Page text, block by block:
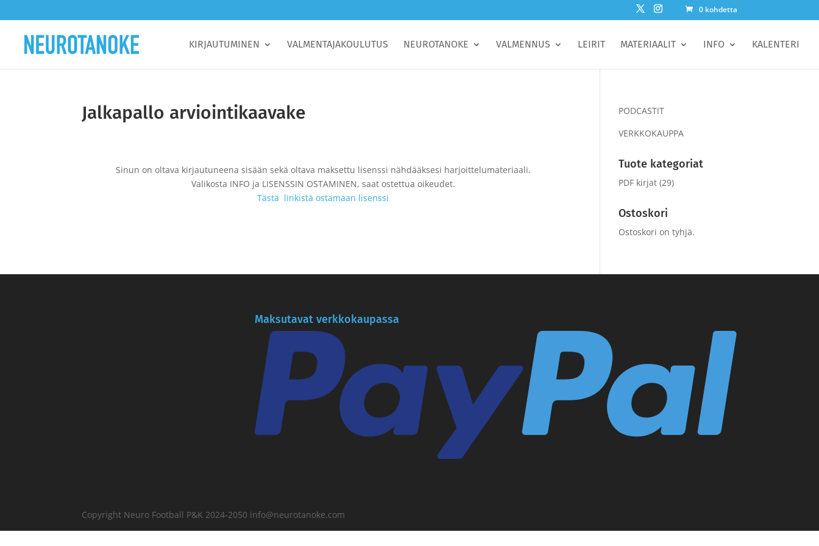
0 kohdetta
KIRJAUTUMINEN VALMENTAJAKOULUTUS NEUROTANOKE VALMENNUS LEIRIT MATERIAALIT INFO KALENTERI
Jalkapallo arviointikaavake
Sinun on oltava kirjautuneena sisään sekä oltava maksettu lisenssi nähdääksesi harjoittelumateriaali.
Valikosta INFO ja LISENSSIN OSTAMINEN, saat ostettua oikeudet.
Tästä linkistä ostamaan lisenssi
PODCASTIT
VERKKOKAUPPA
Tuote kategoriat
PDF kirjat (29)
Ostoskori
Ostoskori on tyhjä.
Maksutavat verkkokaupassa
Copyright Neuro Football P&K 2024-2050 info@neurotanoke.com